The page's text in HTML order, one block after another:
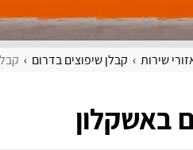
שירות קבלן שיפוצים בדרום
באשקלון